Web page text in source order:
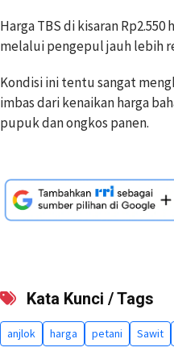
‎Harga TBS di kisaran
melalui pengepul jauh lebih
Kondisi ini tentu sangat
imbas dari kenaikan harga
pupuk dan ongkos panen.
Kata Kunci / Tags
anjlok harga petani Sawit